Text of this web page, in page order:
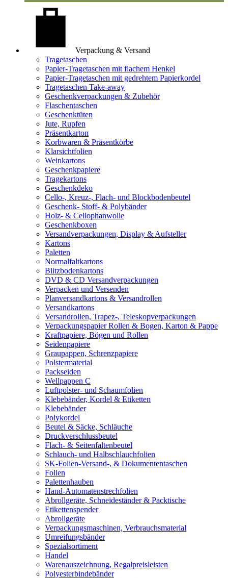
Verpackung & Versand
Tragetaschen
Papier-Tragetaschen mit flachem Henkel
Papier-Tragetaschen mit gedrehtem Papierkordel
Tragetaschen Take-away
Geschenkverpackungen & Zubehör
Flaschentaschen
Geschenktüten
Jute, Rupfen
Präsentkarton
Korbwaren & Präsentkörbe
Klarsichtfolien
Weinkartons
Geschenkpapiere
Tragekartons
Geschenkdeko
Cello-, Kreuz-, Flach- und Blockbodenbeutel
Geschenk- Stoff- & Polybänder
Holz- & Cellophanwolle
Geschenkboxen
Versandverpackungen, Display & Aufsteller
Kartons
Paletten
Normalfaltkartons
Blitzbodenkartons
DVD & CD Versandverpackungen
Verpacken und Versenden
Planversandkartons & Versandrollen
Versandkartons
Versandrollen, Trapez-, Teleskopverpackungen
Verpackungspapier Rollen & Bogen, Karton & Pappe
Kraftpapiere, Bögen und Rollen
Seidenpapiere
Graupappen, Schrenzpapiere
Polstermaterial
Packseiden
Wellpappen C
Luftpolster- und Schaumfolien
Klebebänder, Kordel & Etiketten
Klebebänder
Polykordel
Beutel & Säcke, Schläuche
Druckverschlussbeutel
Flach- & Seitenfaltenbeutel
Schlauch- und Halbschlauchfolien
SK-Folien-Versand-, & Dokumententaschen
Folien
Palettenhauben
Hand-Automatenstrechfolien
Abrollgeräte, Schneideständer & Packtische
Etikettenspender
Abrollgeräte
Verpackungsmaschinen, Verbrauchsmaterial
Umreifungsbänder
Spezialsortiment
Handel
Warenauszeichnung, Regalpreisleisten
Polyesterbindebänder